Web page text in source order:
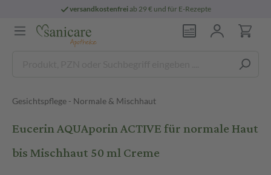
versandkostenfreiab 29 € und für E-Rezepte
Gesichtspflege - Normale & Mischhaut
Eucerin AQUAporin ACTIVE für normale Haut
bis Mischhaut 50 ml Creme